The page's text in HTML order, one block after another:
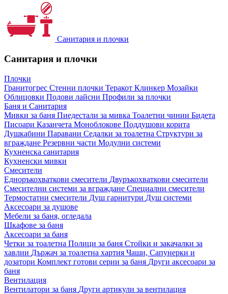
Санитария и плочки
Санитария и плочки
Плочки
Гранитогрес Стенни плочки Теракот Клинкер Мозайки
Облицовки Подови лайсни Профили за плочки
Баня и Санитария
Мивки за баня Пиедестали за мивка Тоалетни чинии Бидета
Писоари Казанчета Моноблокове Поддушови корита
Душкабини Паравани Седалки за тоалетна Структури за
вграждане Резервни части Модулни системи
Кухненска санитария
Кухненски мивки
Смесители
Едноръкохваткови смесители Двуръкохваткови смесители
Смесителни системи за вграждане Специални смесители
Термостатни смесители Душ гарнитури Душ системи
Аксесоари за душове
Мебели за баня, огледала
Шкафове за баня
Аксесоари за баня
Четки за тоалетна Полици за баня Стойки и закачалки за
хавлии Държач за тоалетна хартия Чаши, Сапунерки и
дозатори Комплект готови серии за баня Други аксесоари за
баня
Вентилация
Вентилатори за баня Други артикули за вентилация